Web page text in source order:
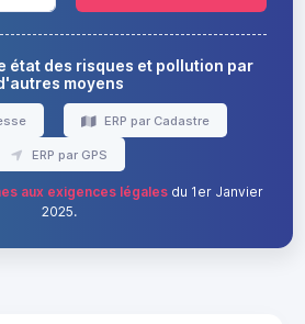
état des risques et pollution par
moyens
ERP par Cadastre
ERP par GPS
aux exigences légalesdu 1er Janvier
2025.